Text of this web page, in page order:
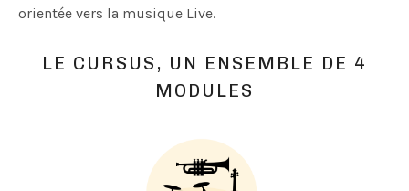
orientée vers la musique Live.
LE CURSUS, UN ENSEMBLE DE 4
MODULES